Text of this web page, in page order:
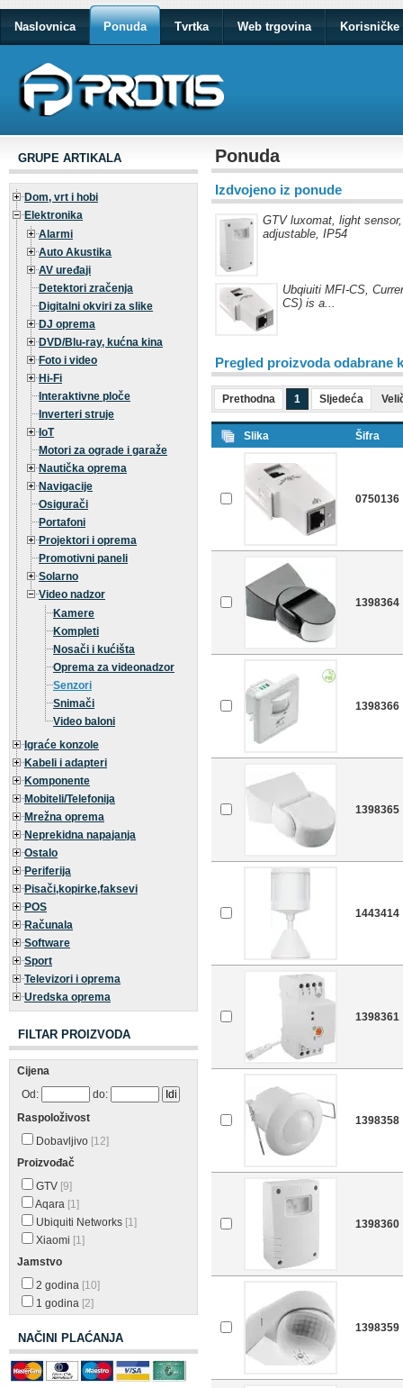
Naslovnica Ponuda Tvrtka Web trgovina Korisničke
GRUPE ARTIKALA
Dom, vrt i hobi
Elektronika
Alarmi
Auto Akustika
AV uređaji
Detektori zračenja
Digitalni okviri za slike
DJ oprema
DVD/Blu-ray, kućna kina
Foto i video
Hi-Fi
Interaktivne ploče
Inverteri struje
IoT
Motori za ograde i garaže
Nautička oprema
Navigacije
Osigurači
Portafoni
Projektori i oprema
Promotivni paneli
Solarno
Video nadzor
Kamere
Kompleti
Nosači i kućišta
Oprema za videonadzor
Senzori
Snimači
Video baloni
Igraće konzole
Kabeli i adapteri
Komponente
Mobiteli/Telefonija
Mrežna oprema
Neprekidna napajanja
Ostalo
Periferija
Pisači,kopirke,faksevi
POS
Računala
Software
Sport
Televizori i oprema
Uredska oprema
FILTAR PROIZVODA
Cijena
Od:
do:
Raspoloživost
Dobavljivo [12]
Proizvođač
GTV [9]
Aqara [1]
Ubiquiti Networks [1]
Xiaomi [1]
Jamstvo
2 godina [10]
1 godina [2]
NAČINI PLAĆANJA
Ponuda
Izdvojeno iz ponude
GTV luxomat, light
adjustable, IP54
Ubqiuiti MFI-CS,
CS) is a...
Pregled proizvoda odabrane
Prethodna 1 Sljedeća
Slika Šifra
0750136
1398364
1398366
1398365
1443414
1398361
1398358
1398360
1398359